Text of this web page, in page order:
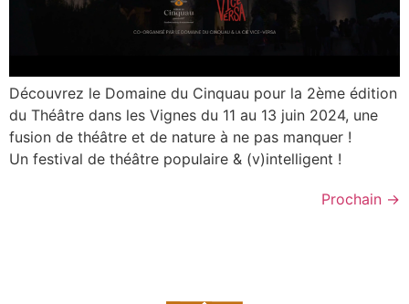
Découvrez le Domaine du Cinquau pour la 2ème édition
du Théâtre dans les Vignes du 11 au 13 juin 2024, une
fusion de théâtre et de nature à ne pas manquer !
Un festival de théâtre populaire & (v)intelligent !
Prochain →